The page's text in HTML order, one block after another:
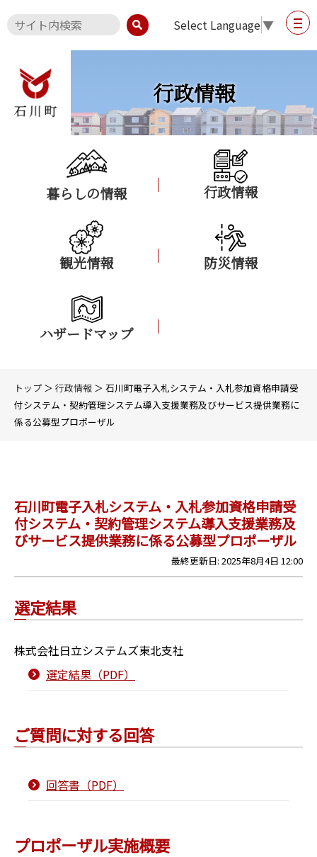
Select Language▼
行政情報
暮らしの情報 行政情報
観光情報 防災情報
ハザードマップ
トップ ＞ 行政情報 ＞ 石川町電子入札システム・入札参加資格申請受
付システム・契約管理システム導入支援業務及びサービス提供業務に
係る公募型プロポーザル
石川町電子入札システム・入札参加資格申請受
付システム・契約管理システム導入支援業務及
びサービス提供業務に係る公募型プロポーザル
最終更新日: 2025年8月4日 12:00
選定結果
株式会社日立システムズ東北支社
選定結果（PDF）
ご質問に対する回答
回答書（PDF）
プロポーザル実施概要